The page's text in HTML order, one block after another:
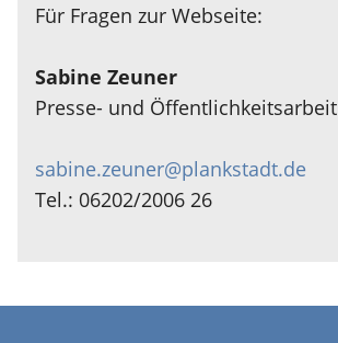
Für Fragen zur Webseite:
Sabine Zeuner
Presse- und Öffentlichkeitsarbeit
sabine.zeuner@plankstadt.de
Tel.: 06202/2006 26